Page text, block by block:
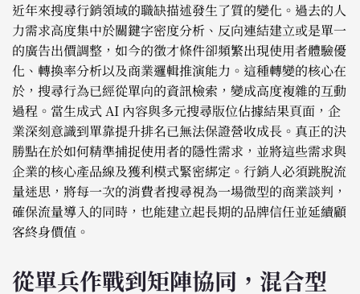
近年來搜尋行銷領域的職缺描述發生了質的變化。過去的人
力需求高度集中於關鍵字密度分析、反向連結建立或是單一
的廣告出價調整，如今的徵才條件卻頻繁出現使用者體驗優
化、轉換率分析以及商業邏輯推演能力。這種轉變的核心在
於，搜尋行為已經從單向的資訊檢索，變成高度複雜的互動
過程。當生成式 AI 內容與多元搜尋版位佔據結果頁面，企
業深刻意識到單靠提升排名已無法保證營收成長。真正的決
勝點在於如何精準捕捉使用者的隱性需求，並將這些需求與
企業的核心產品線及獲利模式緊密綁定。行銷人必須跳脫流
量迷思，將每一次的消費者搜尋視為一場微型的商業談判，
確保流量導入的同時，也能建立起長期的品牌信任並延續顧
客終身價值。
從單兵作戰到矩陣協同，混合型